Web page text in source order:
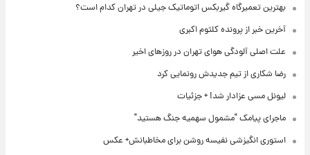
بهترین تعمیرگاه گیربکس اتوماتیک جیلی در تهران کدام است؟
آخرین خبر از پرونده کلثوم اکبری
علت اصلی آلودگی هوای تهران در روزهای اخیر
رضا شکاری از تیم جدیدش رونمایی کرد
لیونل مسی عزادار شد! + جزئیات
ماجرای پیامک "مشمول سهمیه جنگ هستید"
استوری انگیزشی نفیسه روشن برای مخاطبانش+ عکس